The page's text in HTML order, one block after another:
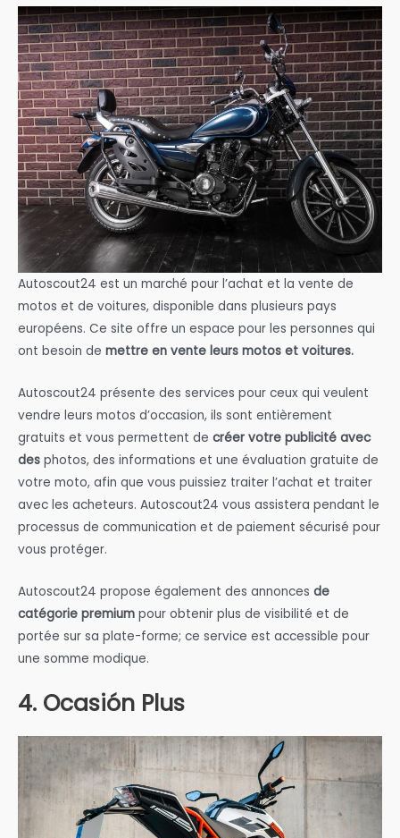
Autoscout24 est un marché pour l’achat et la vente de
motos et de voitures, disponible dans plusieurs pays
européens. Ce site offre un espace pour les personnes qui
ont besoin de mettre en vente leurs motos et voitures.
Autoscout24 présente des services pour ceux qui veulent
vendre leurs motos d’occasion, ils sont entièrement
gratuits et vous permettent de créer votre publicité avec
des photos, des informations et une évaluation gratuite de
votre moto, afin que vous puissiez traiter l’achat et traiter
avec les acheteurs. Autoscout24 vous assistera pendant le
processus de communication et de paiement sécurisé pour
vous protéger.
Autoscout24 propose également des annonces de
catégorie premium pour obtenir plus de visibilité et de
portée sur sa plate-forme; ce service est accessible pour
une somme modique.
4. Ocasión Plus